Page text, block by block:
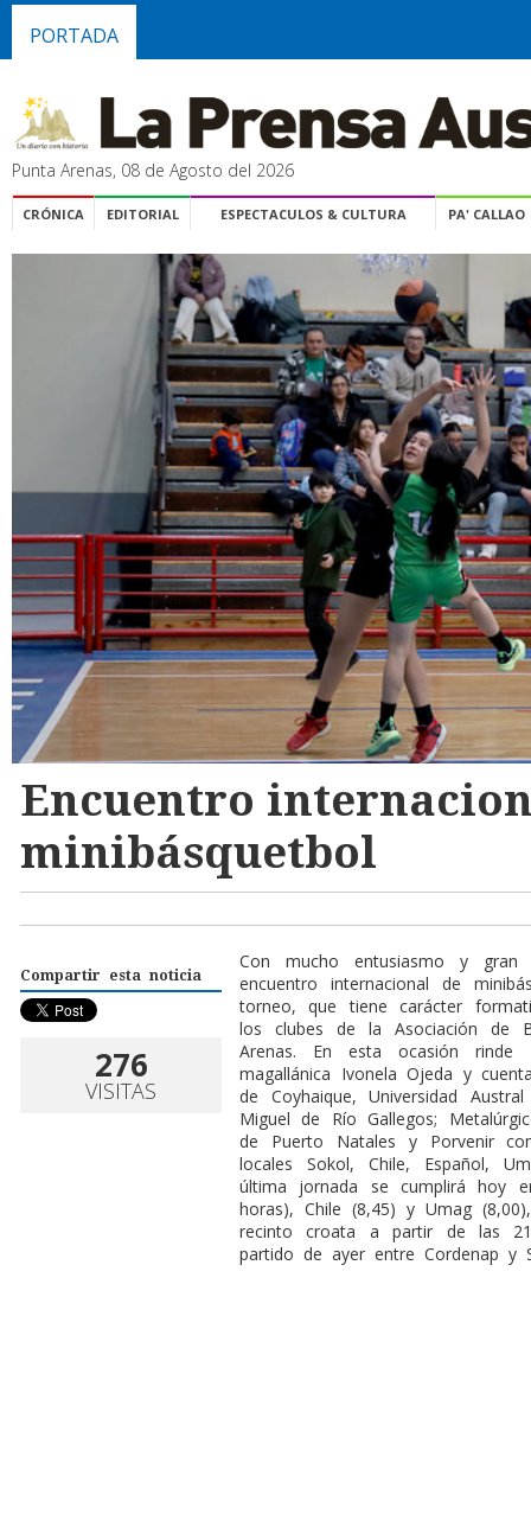
PORTADA
Punta Arenas, 08 de Agosto del 2026
CRÓNICA EDITORIAL ESPECTACULOS & CULTURA PA' CALLAO
Encuentro
minibásquetbol
Compartir esta noticia
276
VISITAS
Con mucho entusiasmo y gran
encuentro internacional de
torneo, que tiene carácter
los clubes de la Asociación de
Arenas. En esta ocasión rinde
magallánica Ivonela Ojeda y
de Coyhaique, Universidad
Miguel de Río Gallegos;
de Puerto Natales y Porvenir
locales Sokol, Chile, Español,
última jornada se cumplirá hoy
horas), Chile (8,45) y Umag
recinto croata a partir de las
partido de ayer entre Cordenap y